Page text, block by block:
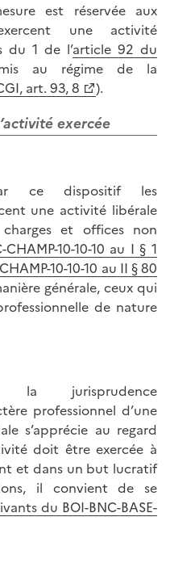
est réservée aux
une activité
du 1 de l’article 92 du
au régime de la
art. 93, 8 ).
exercée
ce dispositif les
une activité libérale
et offices non
CHAMP-10-10-10 au I § 1
10-10-10 au II § 80
générale, ceux qui
de nature
la jurisprudence
professionnel d’une
s’apprécie au regard
doit être exercée à
et dans un but lucratif
il convient de se
du BOI-BNC-BASE-